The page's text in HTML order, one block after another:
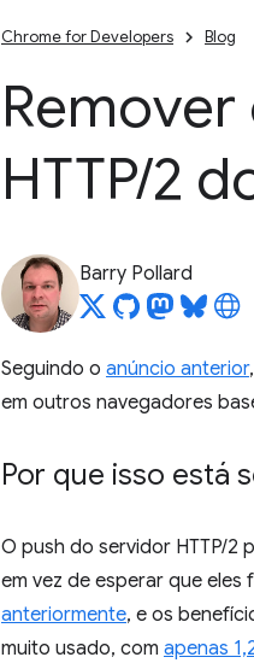
Chrome for Developers Blog
HTTP/2
Barry Pollard
Seguindo o anúncio anterior
em outros navegadores
Por que isso está
O push do servidor HTTP/2
em vez de esperar que
anteriormente, e os
muito usado, com apenas